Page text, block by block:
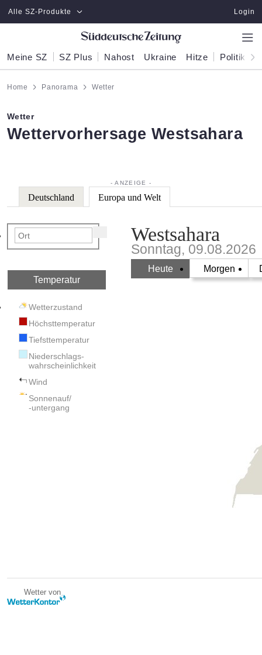
Zum Hauptinhalt springen
Alle SZ-Produkte Login
Meine SZ SZ Plus Nahost Ukraine Hitze Politik
Home Panorama Wetter
Wetter
:
Wettervorhersage Westsahara
Deutschland Europa und Welt
Temperatur
Wetterzustand
Höchsttemperatur
Tiefsttemperatur
Niederschlags-
wahrscheinlichkeit
Wind
Sonnenauf/
-untergang
Westsahara
Sonntag, 09.08.2026
Heute Morgen
Wetter von